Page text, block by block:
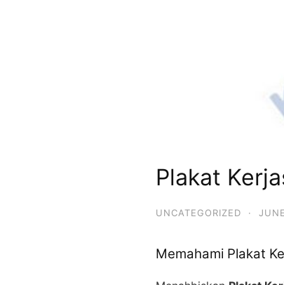
Plakat
UNCATEGORIZED ·
Memahami Plakat